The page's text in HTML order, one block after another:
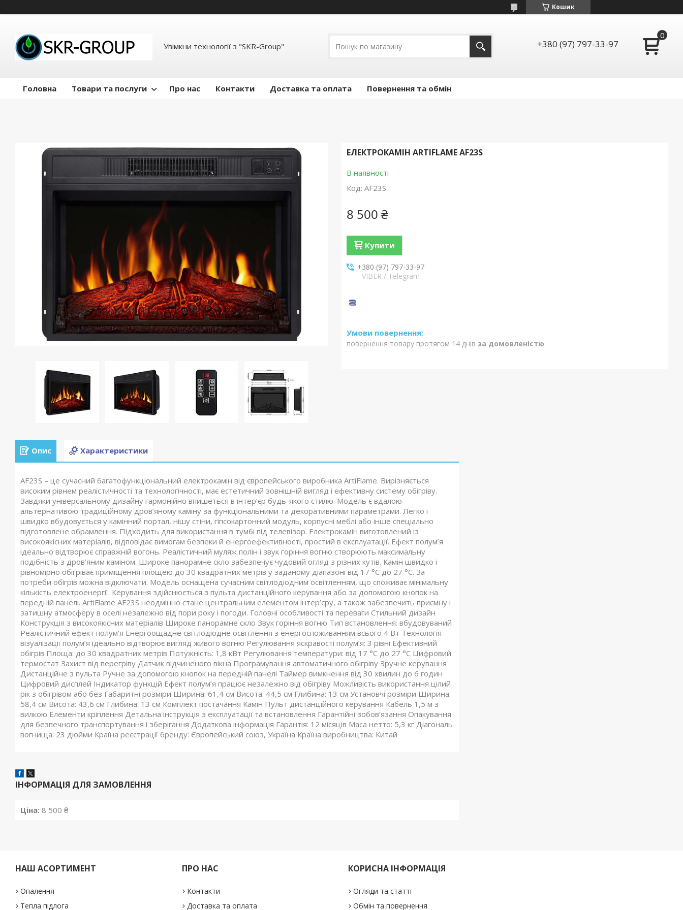
Кошик
Увімкни технології з "SKR-Group" +380 (97) 797-33-97
Головна Товари та послуги Про нас Контакти Доставка та оплата Повернення та обмін
ЕЛЕКТРОКАМІН ARTIFLAME AF23S
В наявності
Код: AF23S
8 500 ₴
Купити
+380 (97) 797-33-97
VIBER / Telegram
повернення товару протягом 14 днів за домовленістю
Опис Характеристики
AF23S – це сучасний багатофункціональний електрокамін від європейського виробника ArtiFlame. Вирізняється
високим рівнем реалістичності та технологічності, має естетичний зовнішній вигляд і ефективну систему обігріву.
Завдяки універсальному дизайну гармонійно впишеться в інтер’єр будь-якого стилю. Модель є вдалою
альтернативою традиційному дров’яному каміну за функціональними та декоративними параметрами. Легко і
швидко вбудовується у камінний портал, нішу стіни, гіпсокартонний модуль, корпусні меблі або інше спеціально
підготовлене обрамлення. Підходить для використання в тумбі під телевізор. Електрокамін виготовлений із
високоякісних матеріалів, відповідає вимогам безпеки й енергоефективності, простий в експлуатації. Ефект полум’я
ідеально відтворює справжній вогонь. Реалістичний муляж полін і звук горіння вогню створюють максимальну
подібність з дров’яним каміном. Широке панорамне скло забезпечує чудовий огляд з різних кутів. Камін швидко і
рівномірно обігріває приміщення площею до 30 квадратних метрів у заданому діапазоні від 17 °C до 27 °C. За
потреби обігрів можна відключати. Модель оснащена сучасним світлодіодним освітленням, що споживає мінімальну
кількість електроенергії. Керування здійснюється з пульта дистанційного керування або за допомогою кнопок на
передній панелі. ArtiFlame AF23S неодмінно стане центральним елементом інтер’єру, а також забезпечить приємну і
затишну атмосферу в оселі незалежно від пори року і погоди. Головні особливості та переваги Стильний дизайн
Конструкція з високоякісних матеріалів Широке панорамне скло Звук горіння вогню Тип встановлення: вбудовуваний
Реалістичний ефект полум’я Енергоощадне світлодіодне освітлення з енергоспоживанням всього 4 Вт Технологія
візуалізації полум’я ідеально відтворює вигляд живого вогню Регулювання яскравості полум’я: 3 рівні Ефективний
обігрів Площа: до 30 квадратних метрів Потужність: 1,8 кВт Регулювання температури: від 17 °C до 27 °C Цифровий
термостат Захист від перегріву Датчик відчиненого вікна Програмування автоматичного обігріву Зручне керування
Дистанційне з пульта Ручне за допомогою кнопок на передній панелі Таймер вимкнення від 30 хвилин до 6 годин
Цифровий дисплей Індикатор функцій Ефект полум’я працює незалежно від обігріву Можливість використання цілий
рік з обігрівом або без Габаритні розміри Ширина: 61,4 см Висота: 44,5 см Глибина: 13 см Установчі розміри Ширина:
58,4 см Висота: 43,6 см Глибина: 13 см Комплект постачання Камін Пульт дистанційного керування Кабель 1,5 м з
вилкою Елементи кріплення Детальна інструкція з експлуатації та встановлення Гарантійні зобов’язання Опакування
для безпечного транспортування і зберігання Додаткова інформація Гарантія: 12 місяців Маса нетто: 5,3 кг Діагональ
вогнища: 23 дюйми Країна реєстрації бренду: Європейський союз, Україна Країна виробництва: Китай
ІНФОРМАЦІЯ ДЛЯ ЗАМОВЛЕННЯ
Ціна: 8 500 ₴
НАШ АСОРТИМЕНТ
Опалення
Тепла підлога
ПРО НАС
Контакти
Доставка та оплата
КОРИСНА ІНФОРМАЦІЯ
Огляди та статті
Обмін та повернення